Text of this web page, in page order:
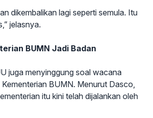
dikembalikan lagi seperti semula. Itu
jelasnya.
BUMN Jadi Badan
juga menyinggung soal wacana
BUMN. Menurut Dasco,
itu kini telah dijalankan oleh